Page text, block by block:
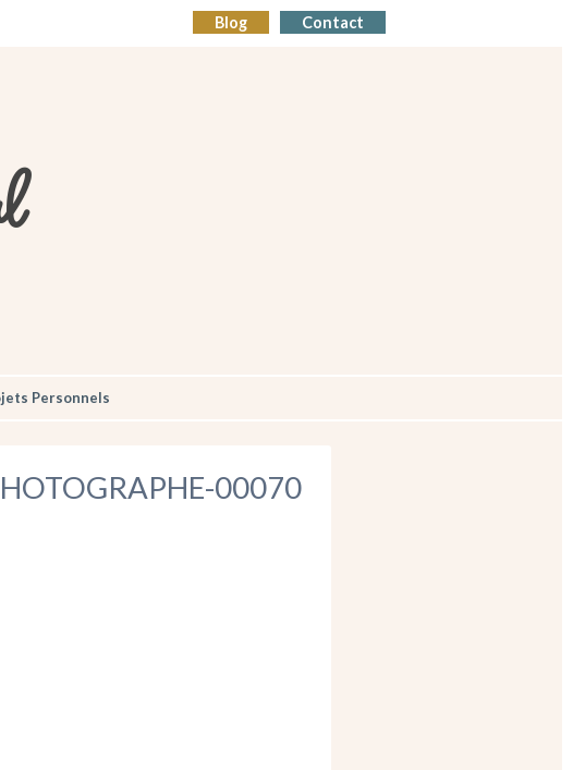
Contact
Blog
Personnels
00070